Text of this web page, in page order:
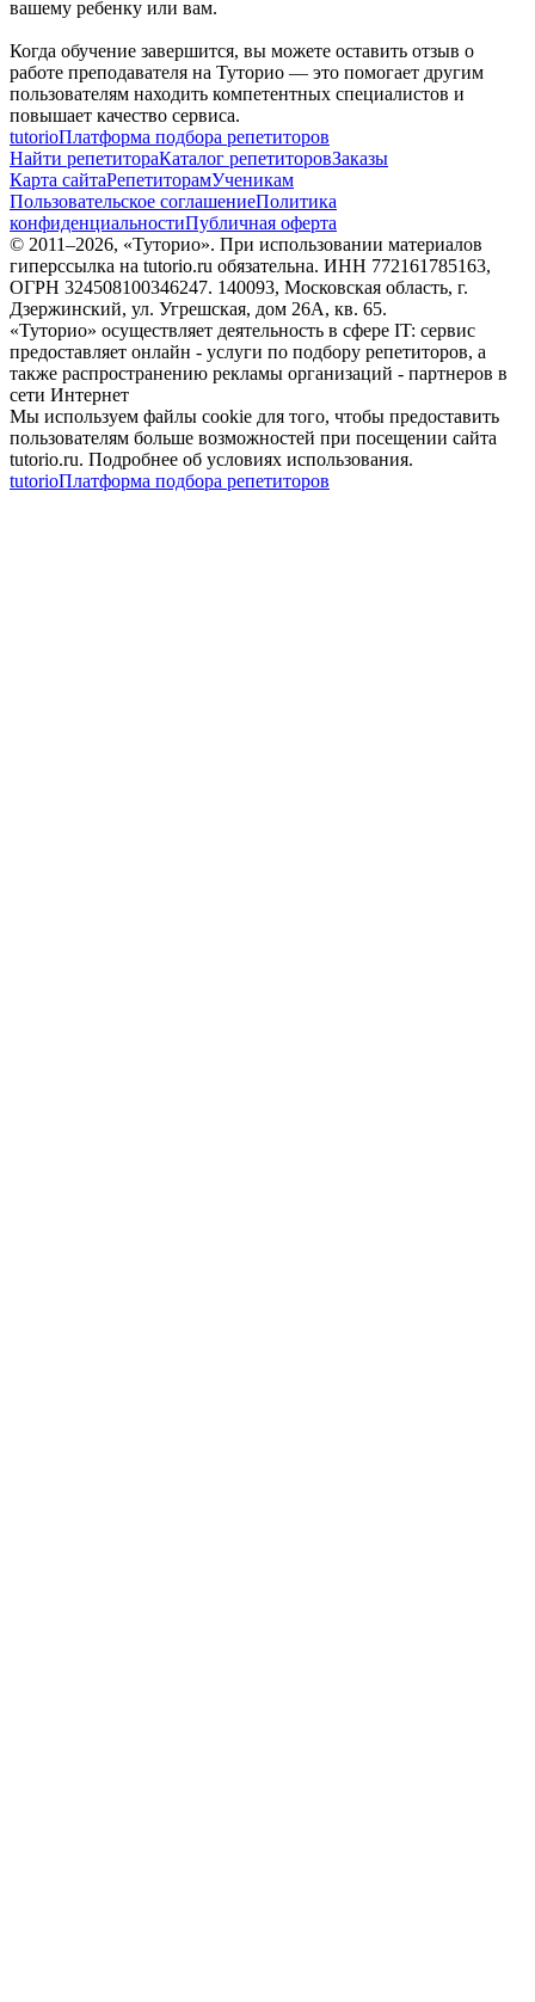
вашему ребенку или вам.
Когда обучение завершится, вы можете оставить отзыв о
работе преподавателя на Туторио — это помогает другим
пользователям находить компетентных специалистов и
повышает качество сервиса.
tutorioПлатформа подбора репетиторов
Найти репетитораКаталог репетиторовЗаказы
Карта сайтаРепетиторамУченикам
Пользовательское соглашениеПолитика
конфиденциальностиПубличная оферта
© 2011–2026, «Туторио». При использовании материалов
гиперссылка на tutorio.ru обязательна. ИНН 772161785163,
ОГРН 324508100346247. 140093, Московская область, г.
Дзержинский, ул. Угрешская, дом 26А, кв. 65.
«Туторио» осуществляет деятельность в сфере IT: сервис
предоставляет онлайн - услуги по подбору репетиторов, а
также распространению рекламы организаций - партнеров в
сети Интернет
Мы используем файлы cookie для того, чтобы предоставить
пользователям больше возможностей при посещении сайта
tutorio.ru. Подробнее об условиях использования.
tutorioПлатформа подбора репетиторов